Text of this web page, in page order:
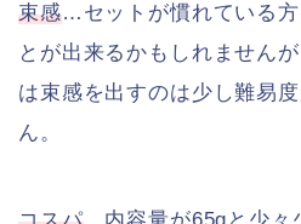
束感…セットが慣れている
とが出来るかもしれません
は束感を出すのは少し難易
ん。